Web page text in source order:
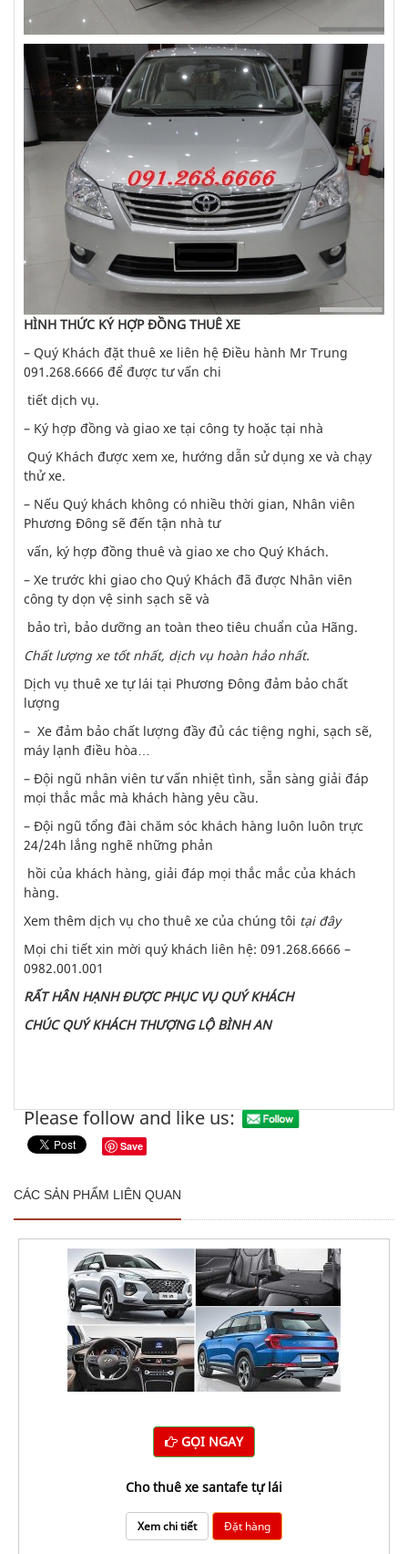
HÌNH THỨC KÝ HỢP ĐỒNG THUÊ XE
– Quý Khách đặt thuê xe liên hệ Điều hành Mr Trung
091.268.6666 để được tư vấn chi
tiết dịch vụ.
– Ký hợp đồng và giao xe tại công ty hoặc tại nhà
Quý Khách được xem xe, hướng dẫn sử dụng xe và chạy
thử xe.
– Nếu Quý khách không có nhiều thời gian, Nhân viên
Phương Đông sẽ đến tận nhà tư
vấn, ký hợp đồng thuê và giao xe cho Quý Khách.
– Xe trước khi giao cho Quý Khách đã được Nhân viên
công ty dọn vệ sinh sạch sẽ và
bảo trì, bảo dưỡng an toàn theo tiêu chuẩn của Hãng.
Chất lượng xe tốt nhất, dịch vụ hoàn hảo nhất.
Dịch vụ thuê xe tự lái tại Phương Đông đảm bảo chất
lượng
– Xe đảm bảo chất lượng đầy đủ các tiệng nghi, sạch sẽ,
máy lạnh điều hòa…
– Đội ngũ nhân viên tư vấn nhiệt tình, sẵn sàng giải đáp
mọi thắc mắc mà khách hàng yêu cầu.
– Đội ngũ tổng đài chăm sóc khách hàng luôn luôn trực
24/24h lắng nghẽ những phản
hồi của khách hàng, giải đáp mọi thắc mắc của khách
hàng.
Xem thêm dịch vụ cho thuê xe của chúng tôi tại đây
Mọi chi tiết xin mời quý khách liên hệ: 091.268.6666 –
0982.001.001
RẤT HÂN HẠNH ĐƯỢC PHỤC VỤ QUÝ KHÁCH
CHÚC QUÝ KHÁCH THƯỢNG LỘ BÌNH AN
Please follow and like us:
Save
CÁC SẢN PHẨM LIÊN QUAN
GỌI NGAY
Cho thuê xe santafe tự lái
Xem chi tiết Đặt hàng